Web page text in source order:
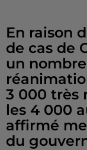
En raison
de cas de
un
3 000 très
les 4 000
affirmé
du